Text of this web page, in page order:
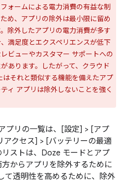
ォームによる電力消費の有益な制
め、アプリの除外は最小限に留め
除外したアプリの電力消費が多す
満足度とエクスペリエンスが低下
ビューやカスタマー サポートへの
あります。したがって、クラウド
それと類似する機能を備えたアプ
ィ アプリは除外しないことを強く
プリの一覧は、[設定] > [アプ
アクセス] > [バッテリーの最適
ストは、Doze モードとアプ
からアプリを除外するために
て透明性を高めるために、除外